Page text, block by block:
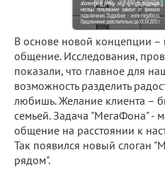
В основе новой концепции
общение. Исследования,
показали, что главное для
возможность разделить
любишь. Желание клиента –
семьей. Задача "МегаФона" -
общение на расстоянии к
Так появился новый слоган
рядом".